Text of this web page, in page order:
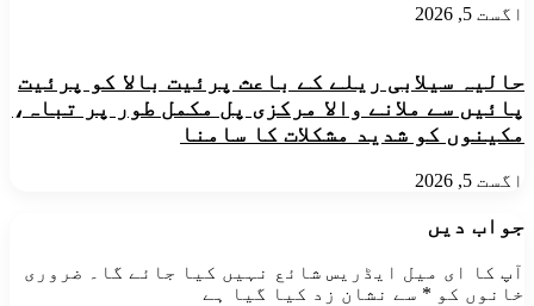
اگست 5, 2026
حالیہ سیلابی ریلے کے باعث پرئیت بالا کو پرئیت
پائیں سے ملانے والا مرکزی پل مکمل طور پر تباہ،
مکینوں کو شدید مشکلات کا سامنا
اگست 5, 2026
جواب دیں
آپ کا ای میل ایڈریس شائع نہیں کیا جائے گا۔
ضروری
خانوں کو * سے نشان زد کیا گیا ہے